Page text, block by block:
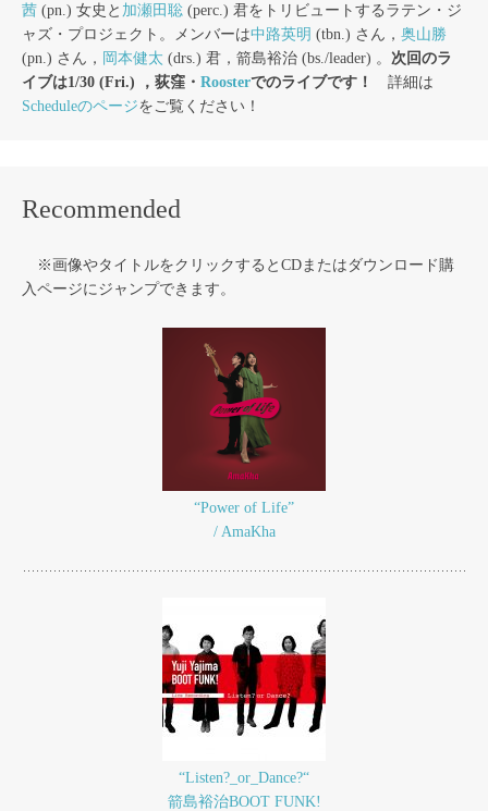
茜 (pn.) 女史と 加瀬田聡 (perc.) 君をトリビュートするラテン・ジ
ャズ・プロジェクト。メンバーは中路英明 (tbn.) さん， 奥山勝
(pn.) さん， 岡本健太 (drs.) 君，箭島裕治 (bs./leader) 。 次回のラ
イブは1/30 (Fri.) ，荻窪・ Roosterでのライブです！
詳細は
Scheduleのページをご覧ください！
Recommended
※画像やタイトルをクリックするとCDまたはダウンロード購
入ページにジャンプできます。
“Power of Life”
/ AmaKha
“Listen?_or_Dance?“
箭島裕治BOOT FUNK!